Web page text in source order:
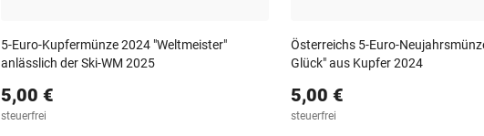
5-Euro-Kupfermünze 2024 "Weltmeister"
anlässlich der Ski-WM 2025
5,00 €
steuerfrei
Österreichs 5-Euro-
Glück" aus Kupfer 2024
5,00 €
steuerfrei